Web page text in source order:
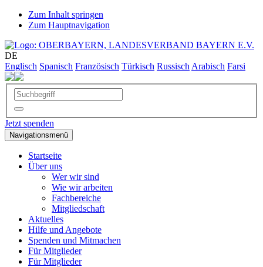
Zum Inhalt springen
Zum Hauptnavigation
DE
Englisch Spanisch Französisch Türkisch Russisch Arabisch Farsi
Jetzt spenden
Navigationsmenü
Startseite
Über uns
Wer wir sind
Wie wir arbeiten
Fachbereiche
Mitgliedschaft
Aktuelles
Hilfe und Angebote
Spenden und Mitmachen
Für Mitglieder
Für Mitglieder